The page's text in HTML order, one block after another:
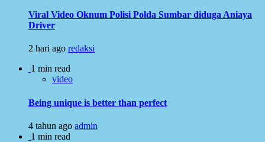
Viral Video Oknum Polisi Polda Sumbar diduga Aniaya
Driver
2 hari ago redaksi
1 min read
video
Being unique is better than perfect
4 tahun ago admin
1 min read